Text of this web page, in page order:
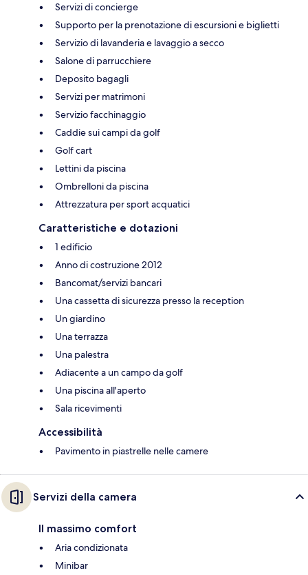
Servizi di concierge
Supporto per la prenotazione di escursioni e biglietti
Servizio di lavanderia e lavaggio a secco
Salone di parrucchiere
Deposito bagagli
Servizi per matrimoni
Servizio facchinaggio
Caddie sui campi da golf
Golf cart
Lettini da piscina
Ombrelloni da piscina
Attrezzatura per sport acquatici
Caratteristiche e dotazioni
1 edificio
Anno di costruzione 2012
Bancomat/servizi bancari
Una cassetta di sicurezza presso la reception
Un giardino
Una terrazza
Una palestra
Adiacente a un campo da golf
Una piscina all'aperto
Sala ricevimenti
Accessibilità
Pavimento in piastrelle nelle camere
Servizi della camera
Il massimo comfort
Aria condizionata
Minibar